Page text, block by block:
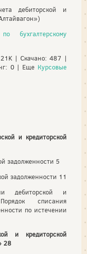
дебиторской и
бухгалтерскому
| Скачано: 487 |
0 | Еще Курсовые
и кредиторской
задолженности 5
задолженности 11
дебиторской и
списания
по истечении
и кредиторской
28